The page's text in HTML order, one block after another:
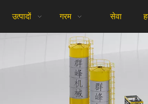
उत्पादों गरम सेवा